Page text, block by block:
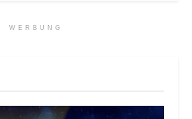
WERBUNG